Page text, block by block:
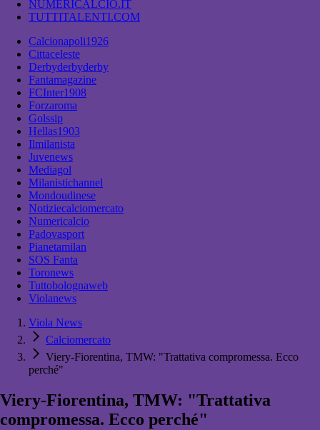
NUMERICALCIO.IT
TUTTITALENTI.COM
Calcionapoli1926
Cittaceleste
Derbyderbyderby
Fantamagazine
FCInter1908
Forzaroma
Golssip
Hellas1903
Ilmilanista
Juvenews
Mediagol
Milanistichannel
Mondoudinese
Notiziecalciomercato
Numericalcio
Padovasport
Pianetamilan
SOS Fanta
Toronews
Tuttobolognaweb
Violanews
Viola News
Calciomercato
Viery-Fiorentina, TMW: "Trattativa compromessa. Ecco
perché"
Viery-Fiorentina, TMW: "Trattativa
compromessa. Ecco perché"